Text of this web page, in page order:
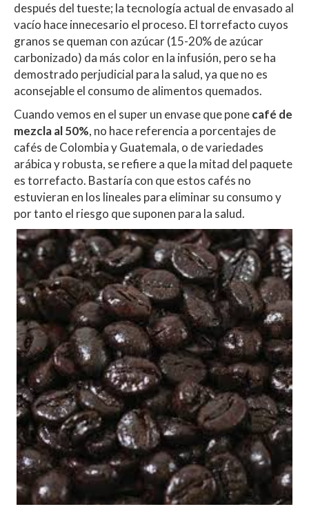
después del tueste; la tecnología actual de envasado al
vacío hace innecesario el proceso. El torrefacto cuyos
granos se queman con azúcar (15-20% de azúcar
carbonizado) da más color en la infusión, pero se ha
demostrado perjudicial para la salud, ya que no es
aconsejable el consumo de alimentos quemados.
Cuando vemos en el super un envase que ponecafé de
mezcla al 50%, no hace referencia a porcentajes de
cafés de Colombia y Guatemala, o de variedades
arábica y robusta, se refiere a que la mitad del paquete
es torrefacto. Bastaría con que estos cafés no
estuvieran en los lineales para eliminar su consumo y
por tanto el riesgo que suponen para la salud.